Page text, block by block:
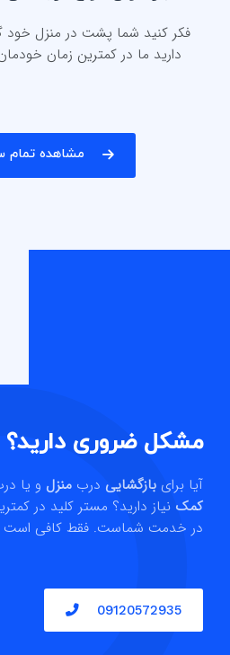
فکر کنید شما پشت در منزل خود
دارید ما در کمترین زمان
مشاهده تمام
مشکل ضروری دارید؟
آیا برای بازگشایی درب منزل و یا
کمک نیاز دارید؟ مستر کلید در
در خدمت شماست. فقط کافی است
09120572935